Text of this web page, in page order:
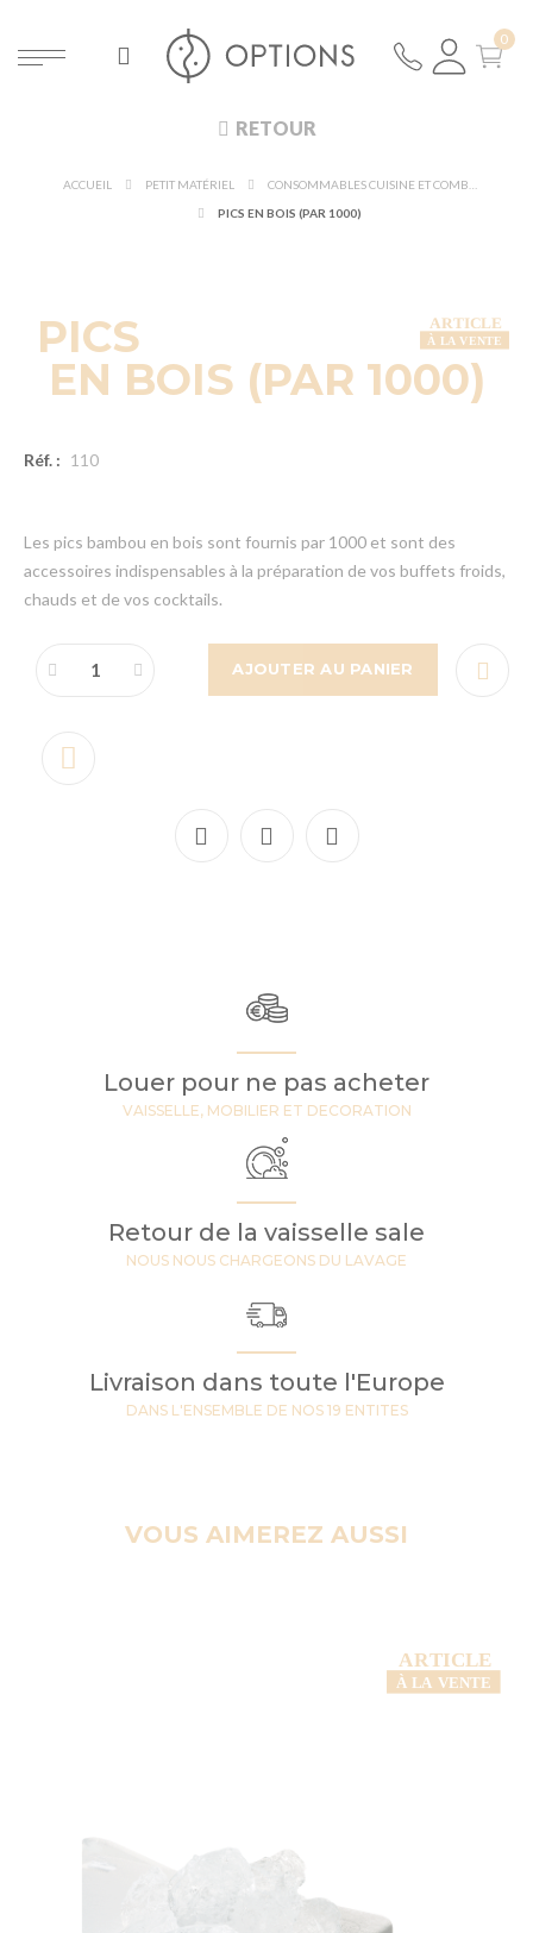
RETOUR
ACCUEIL PETIT MATÉRIEL
PICS EN BOIS (PAR 1000)
PICS
EN BOIS (PAR 1000)
Réf. : 110
Les pics bambou en bois sont fournis par 1000 et sont des
accessoires indispensables à la préparation de vos buffets froids,
chauds et de vos cocktails.
AJOUTER AU PANIER
Louer pour ne pas acheter
VAISSELLE, MOBILIER ET DECORATION
Retour de la vaisselle sale
NOUS NOUS CHARGEONS DU LAVAGE
Livraison dans toute l'Europe
DANS L'ENSEMBLE DE NOS 19 ENTITES
VOUS AIMEREZ AUSSI